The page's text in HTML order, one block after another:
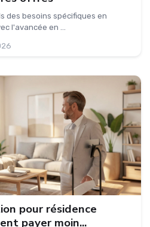
des besoins spécifiques en
l'avancée en ...
pour résidence
payer moin...